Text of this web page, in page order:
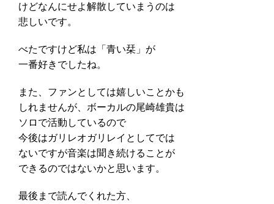
けどなんにせよ解散していまうのは
悲しいです。
べたですけど私は「青い栞」が
一番好きでしたね。
また、ファンとしては嬉しいことかも
しれませんが、ボーカルの尾崎雄貴は
ソロで活動しているので
今後はガリレオガリレイとしてでは
ないですが音楽は聞き続けることが
できるのではないかと思います。
最後まで読んでくれた方、